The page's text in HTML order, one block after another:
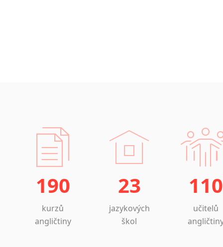
190
kurzů
angličtiny
23
jazykových
škol
110
učitelů